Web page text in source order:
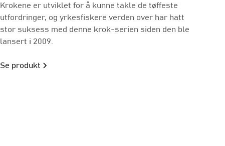
Krokene er utviklet for å kunne takle de tøffeste
utfordringer, og yrkesfiskere verden over har hatt
stor suksess med denne krok-serien siden den ble
lansert i 2009.
Se produkt